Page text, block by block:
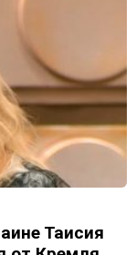
Таисия